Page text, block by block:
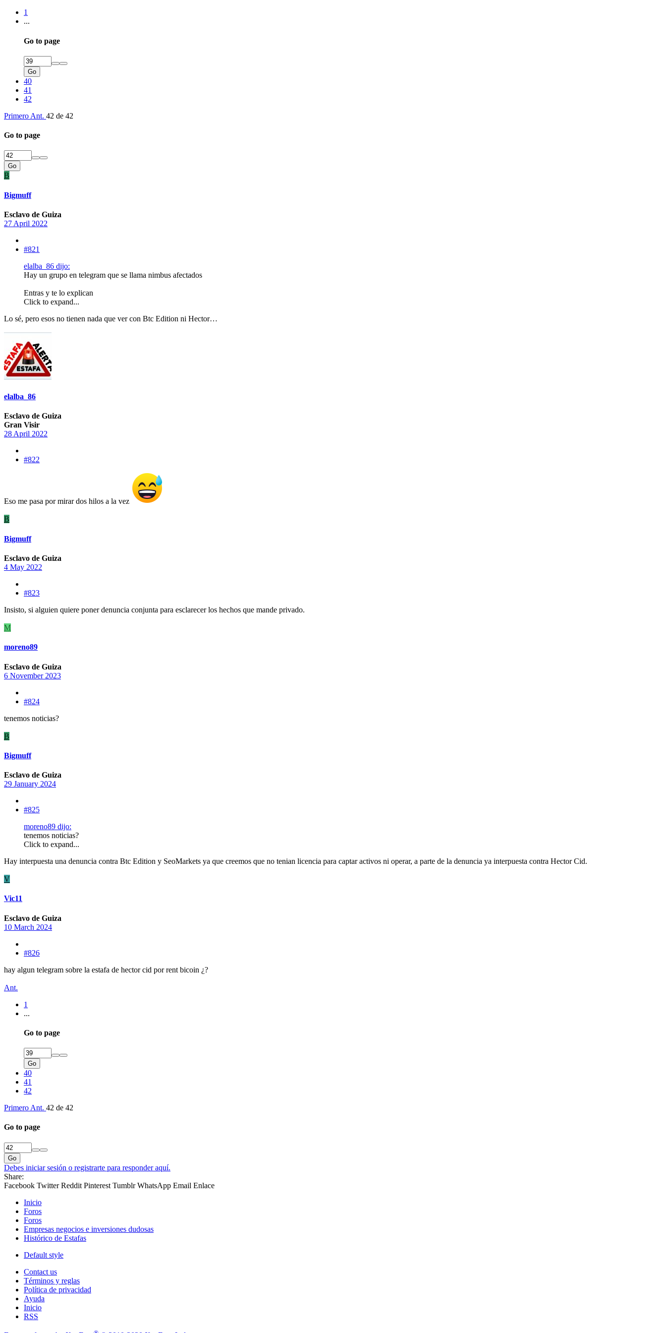
1
...
Go to page
Go
40
41
42
Primero Ant. 42 de 42
Go to page
Go
B
Bigmuff
Esclavo de Guiza
27 April 2022
#821
elalba_86 dijo:
Hay un grupo en telegram que se llama nimbus afectados
Entras y te lo explican
Click to expand...
Lo sé, pero esos no tienen nada que ver con Btc Edition ni Hector…
elalba_86
Esclavo de Guiza
Gran Visir
28 April 2022
#822
Eso me pasa por mirar dos hilos a la vez
B
Bigmuff
Esclavo de Guiza
4 May 2022
#823
Insisto, si alguien quiere poner denuncia conjunta para esclarecer los hechos que mande privado.
M
moreno89
Esclavo de Guiza
6 November 2023
#824
tenemos noticias?
B
Bigmuff
Esclavo de Guiza
29 January 2024
#825
moreno89 dijo:
tenemos noticias?
Click to expand...
Hay interpuesta una denuncia contra Btc Edition y SeoMarkets ya que creemos que no tenian licencia para captar activos ni operar, a parte de la denuncia ya interpuesta contra Hector Cid.
V
Vic11
Esclavo de Guiza
10 March 2024
#826
hay algun telegram sobre la estafa de hector cid por rent bicoin ¿?
Ant.
1
...
Go to page
Go
40
41
42
Primero Ant. 42 de 42
Go to page
Go
Debes iniciar sesión o registrarte para responder aquí.
Share:
Facebook Twitter Reddit Pinterest Tumblr WhatsApp Email Enlace
Inicio
Foros
Foros
Empresas negocios e inversiones dudosas
Histórico de Estafas
Default style
Contact us
Términos y reglas
Política de privacidad
Ayuda
Inicio
RSS